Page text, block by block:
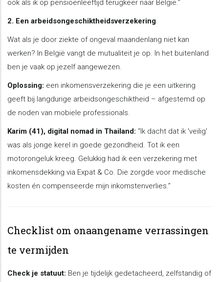
ook als ik op pensioenleeftijd terugkeer naar België.”
2. Een arbeidsongeschiktheidsverzekering
Wat als je door ziekte of ongeval maandenlang niet kan
werken? In België vangt de mutualiteit je op. In het buitenland
ben je vaak op jezelf aangewezen.
Oplossing: een inkomensverzekering die je een uitkering
geeft bij langdurige arbeidsongeschiktheid – afgestemd op
de noden van mobiele professionals.
Karim (41), digital nomad in Thailand: “Ik dacht dat ik 'veilig'
was als jonge kerel in goede gezondheid. Tot ik een
motorongeluk kreeg. Gelukkig had ik een verzekering met
inkomensdekking via Expat & Co. Die zorgde voor medische
kosten én compenseerde mijn inkomstenverlies.”
Checklist om onaangename verrassingen
te vermijden
Check je statuut: Ben je tijdelijk gedetacheerd, zelfstandig of